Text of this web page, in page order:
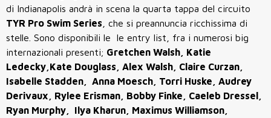
di Indianapolis andrà in scena la quarta tappa del circuito
TYR Pro Swim Series , che si preannuncia ricchissima di
stelle. Sono disponibili le le entry list, fra i numerosi big
internazionali presenti; Gretchen Walsh, Katie
Ledecky,Kate Douglass, Alex Walsh, Claire Curzan,
Isabelle Stadden, Anna Moesch, Torri Huske, Audrey
Derivaux, Rylee Erisman, Bobby Finke, Caeleb Dressel,
Ryan Murphy, Ilya Kharun, Maximus Williamson,